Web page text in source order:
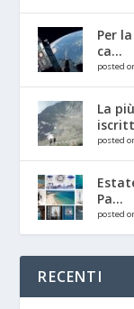
Per
ca...
posted
La
posted
Pa...
posted
RECENTI